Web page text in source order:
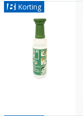
Korting